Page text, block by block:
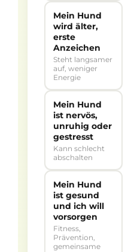
Mein Hund
wird älter,
erste
Anzeichen
Steht langsamer
auf, weniger
Energie
Mein Hund
ist nervös,
unruhig oder
gestresst
Kann schlecht
abschalten
Mein Hund
ist gesund
und ich will
vorsorgen
Fitness,
Prävention,
gemeinsame